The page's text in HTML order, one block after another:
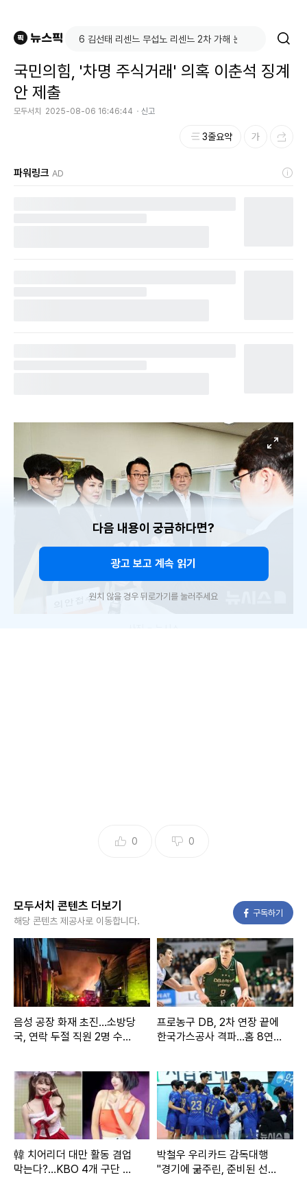
국민의힘, '차명 주식거래' 의혹 이춘석 징계
안 제출
모두서치 2025-08-06 16:46:44 신고
3줄요약
파워링크 AD
사진 = 뉴시스
김 의원은 "이 의원은 반칙왕이고, 민주당은 꼬리자르기로 화
면서 "이 의원은 공직자로서 자격이 있는지 돌아보라"고 했다.
또한 이 의원이 AI·산업통상 정책을 총괄하는 국정기획위 경제
2분과 위원장을 맡고 있으면서 관련 정책 수혜주인 네이버와
LG CNS를 거래한 것과 관련해 "국정기획위원 전원에 대한 전
수조사가 있어야 한다"고 밝혔다.
곽 의원은 "국회 본회의장 안에서 주식거래를 했고, 거래도 차
수했거나, 이해충돌 소지가 있는 정보를 불법적으로 이용한 것
아닌가 의심된다"고 밝혔다.
이 의원은 이번 논란으로 당에서 제명됐고, 법사위원장직에서
도 사임했다. 민주당은 공석이 된 법사위원장 자리를 추미애
다음 내용이 궁금하다면?
광고 보고 계속 읽기
원치 않을 경우 뒤로가기를 눌러주세요
0 0
모두서치 콘텐츠 더보기
해당 콘텐츠 제공사로 이동합니다.
구독하기
음성 공장 화재 초진…소방당
국, 연락 두절 직원 2명 수색
프로농구 DB, 2차 연장 끝에
한국가스공사 격파…홈 8연
韓 치어리더 대만 활동 겸업
막는다?…KBO 4개 구단 논
박철우 우리카드 감독대행
"경기에 굶주린, 준비된 선수